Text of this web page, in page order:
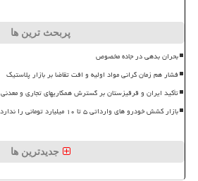
پربحث ترین ها
بحران بدهی در جاده مخصوص
فشار هم زمان گرانی مواد اولیه و افت تقاضا بر بازار پلاستیک
تأکید ایران و قرقیزستان بر گسترش همکاریهای تجاری و معدنی
بازار کشش خودرو های وارداتی ۵ تا ۱۰ میلیارد تومانی را ندارد
جدیدترین ها